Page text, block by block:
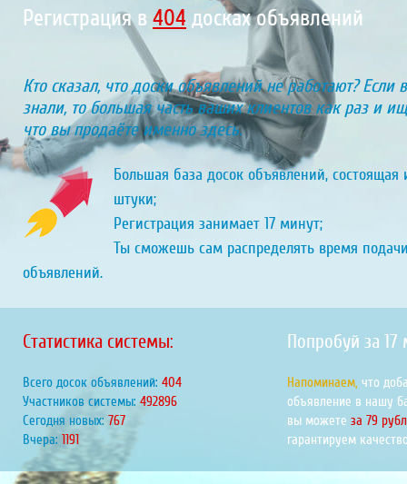
Регистрация в 449досках объявлений
Кто сказал, что доски объявлений не работают? Если
знали, то большая часть ваших клиентов как раз и
что вы продаёте именно здесь.
Большая база досок объявлений, состоящая
штуки;
Регистрация занимает 17 минут;
Ты сможешь сам распределять время
объявлений.
Статистика системы:
Всего досок объявлений: 449
Участников системы: 547431
Сегодня новых: 852
Вчера: 1323
Попробуй за 17
Напоминаем, что
объявление в нашу
вы можете за 79
гарантируем